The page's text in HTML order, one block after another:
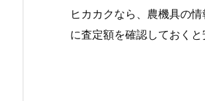
ヒカカクなら、農機具の
に査定額を確認しておくと